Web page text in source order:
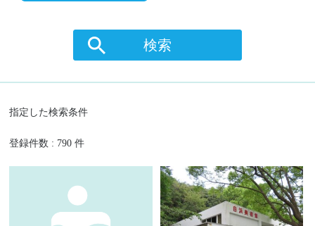
検索
指定した検索条件
登録件数 : 790 件